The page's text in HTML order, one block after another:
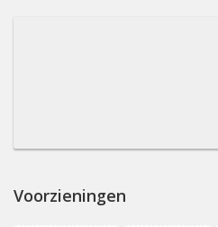
Voorzieningen